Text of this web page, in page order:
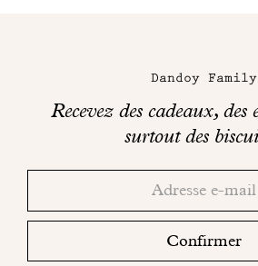
Dandoy Family
Recevez des cadeaux, des
surtout des
boite
Confirmer